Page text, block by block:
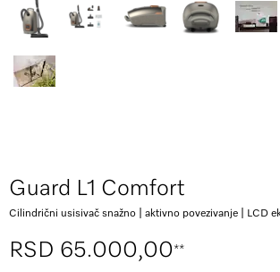
Guard L1 Comfort
Cilindrični usisivač snažno | aktivno povezivanje | LCD
RSD 65.000,00**